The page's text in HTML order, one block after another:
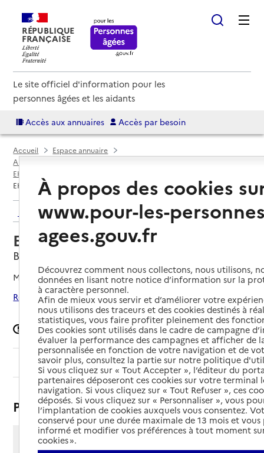
RÉPUBLIQUE
FRANÇAISE
Le site officiel d'information pour les
personnes âgées et les aidants
Accès aux annuaires Accès par besoin
Accueil
Espace annuaire
Annuaire EHPAD et maisons de retraite
EHPAD par département
EHPAD Le Home du Cameroun
Retour aux résultats de l'annuaire
EHPAD Le Home du Cameroun
Bruyères, VOSGES
Mis à jour le06/02/2026
Rechercher les établissements autour de Bruyères
Signaler une erreur
Sommaire
Présentation
52 rue de Vielsalm
À propos des cookies
www.pour-les-
agees.gouv.fr
Découvrez comment nous collectons, nous utilisons,
données en lisant notre notice d’information sur la
à caractère personnel.
Afin de mieux vous servir et d’améliorer votre
nous utilisons des traceurs et des cookies destinés à
statistiques, vous faire profiter pleinement des
Des cookies sont utilisés dans le cadre de campagne
évaluer la performance des campagnes et afficher de
personnalisée en fonction de votre navigation et de
savoir plus, consultez la partie sur notre politique
Si vous cliquez sur « Tout Accepter », l’éditeur du
partenaires déposeront ces cookies sur votre terminal
navigation. Si vous cliquez sur « Tout Refuser », ces
déposés. Si vous cliquez sur « Personnaliser », vous
l’implantation de cookies auxquels vous consentez.
conservé pour une durée maximale de 13 mois et
informé et modifier vos préférences à tout moment
cookies ».